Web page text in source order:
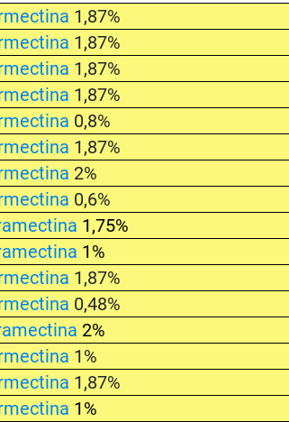
1,87%
1,87%
1,87%
1,87%
0,8%
1,87%
2%
0,6%
1,75%
1%
1,87%
0,48%
2%
1%
1,87%
1%